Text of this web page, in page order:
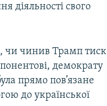
діяльності свого
чи чинив Трамп тиск
демократу
прямо пов’язане
до української